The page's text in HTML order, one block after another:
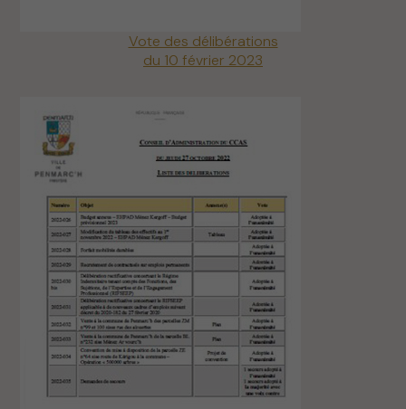
Vote des délibérations
du 10 février 2023